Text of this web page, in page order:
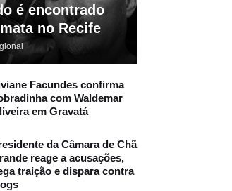
é encontrado
no Recife
Facundes confirma
com Waldemar
em Gravatá
da Câmara de Chã
reage a acusações,
traição e dispara contra